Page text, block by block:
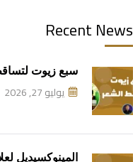
Recent News
سبع زيوت
يوليو 27, 2026
المينوكسيديل